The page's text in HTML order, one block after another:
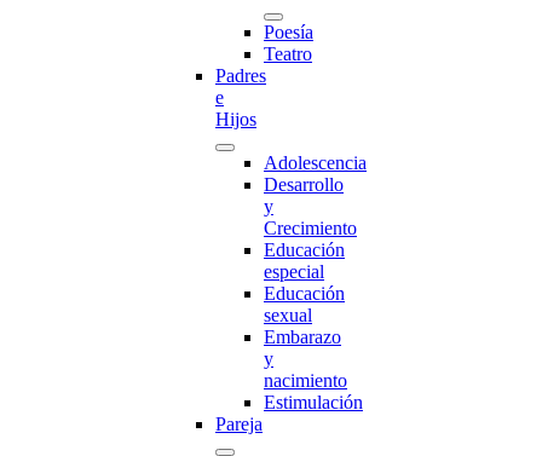
Poesía
Teatro
Padres
e
Hijos
Adolescencia
Desarrollo
y
Crecimiento
Educación
especial
Educación
sexual
Embarazo
y
nacimiento
Estimulación
Pareja